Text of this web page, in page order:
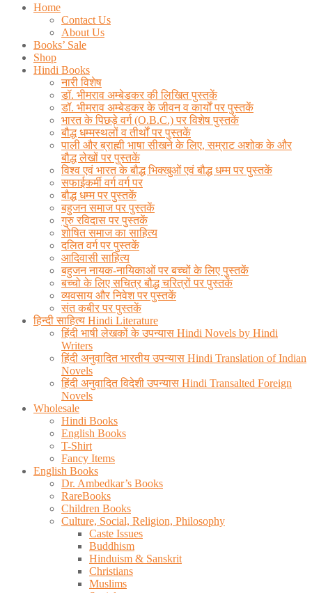
Home
Contact Us
About Us
Books’ Sale
Shop
Hindi Books
नारी विशेष
डॉ. भीमराव अम्बेडकर की लिखित पुस्तकें
डॉ. भीमराव अम्बेडकर के जीवन व कार्यों पर पुस्तकें
भारत के पिछड़े वर्ग (O.B.C.) पर विशेष पुस्तकें
बौद्ध धम्मस्थलों व तीर्थों पर पुस्तकें
पाली और ब्राह्मी भाषा सीखने के लिए, सम्राट अशोक के और
बौद्ध लेखों पर पुस्तकें
विश्व एवं भारत के बौद्ध भिक्खुओं एवं बौद्ध धम्म पर पुस्तकें
सफाईकर्मी वर्ग वर्ग पर
बौद्ध धम्म पर पुस्तकें
बहुजन समाज पर पुस्तकें
गुरु रविदास पर पुस्तकें
शोषित समाज का साहित्य
दलित वर्ग पर पुस्तकें
आदिवासी साहित्य
बहुजन नायक-नायिकाओं पर बच्चों के लिए पुस्तकें
बच्चो के लिए सचित्र बौद्ध चरित्रों पर पुस्तकें
व्यवसाय और निवेश पर पुस्तकें
संत कबीर पर पुस्तकें
हिन्दी साहित्य Hindi Literature
हिंदी भाषी लेखकों के उपन्यास Hindi Novels by Hindi
Writers
हिंदी अनुवादित भारतीय उपन्यास Hindi Translation of Indian
Novels
हिंदी अनुवादित विदेशी उपन्यास Hindi Transalted Foreign
Novels
Wholesale
Hindi Books
English Books
T-Shirt
Fancy Items
English Books
Dr. Ambedkar’s Books
RareBooks
Children Books
Culture, Social, Religion, Philosophy
Caste Issues
Buddhism
Hinduism & Sanskrit
Christians
Muslims